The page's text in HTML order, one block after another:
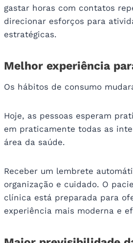
gastar horas com contatos
direcionar esforços para
estratégicas.
Melhor experiência
Os hábitos de consumo
Hoje, as pessoas esperam
em praticamente todas as
área da saúde.
Receber um lembrete
organização e cuidado. O
clínica está preparada para
experiência mais moderna e